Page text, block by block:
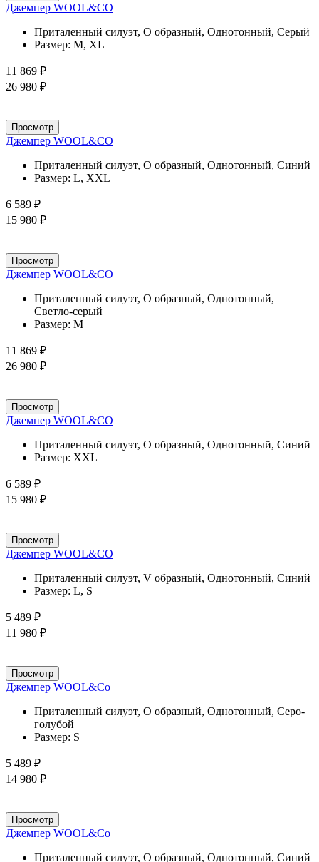
Джемпер WOOL&CO
Приталенный силуэт, О образный, Однотонный, Серый
Размер: M, XL
11 869 ₽
26 980 ₽
Просмотр
Джемпер WOOL&CO
Приталенный силуэт, О образный, Однотонный, Синий
Размер: L, XXL
6 589 ₽
15 980 ₽
Просмотр
Джемпер WOOL&CO
Приталенный силуэт, О образный, Однотонный,
Светло-серый
Размер: M
11 869 ₽
26 980 ₽
Просмотр
Джемпер WOOL&CO
Приталенный силуэт, О образный, Однотонный, Синий
Размер: XXL
6 589 ₽
15 980 ₽
Просмотр
Джемпер WOOL&CO
Приталенный силуэт, V образный, Однотонный, Синий
Размер: L, S
5 489 ₽
11 980 ₽
Просмотр
Джемпер WOOL&Co
Приталенный силуэт, О образный, Однотонный, Серо-
голубой
Размер: S
5 489 ₽
14 980 ₽
Просмотр
Джемпер WOOL&Co
Приталенный силуэт, О образный, Однотонный, Синий